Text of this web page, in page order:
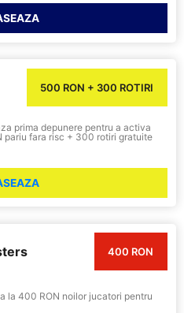
500 RON + 300 ROTIRI
prima depunere pentru a activa
pariu fara risc + 300 rotiri gratuite
400 RON
la 400 RON noilor jucatori pentru